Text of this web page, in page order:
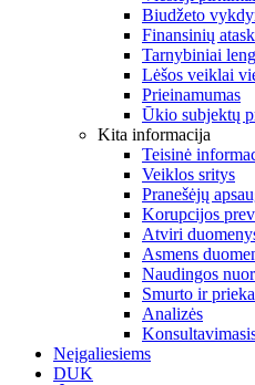
Biudžeto
Finansinių
Tarnybiniai
Lėšos veiklai
Prieinamumas
Ūkio subjektų
Kita informacija
Teisinė
Veiklos sritys
Pranešėjų
Korupcijos
Atviri
Asmens
Naudingos
Smurto ir
Analizės
Neįgaliesiems
DUK